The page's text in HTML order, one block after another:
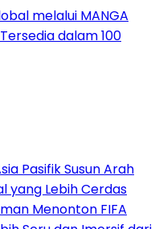
melalui MANGA
dalam 100
Pasifik Susun Arah
yang Lebih Cerdas
Menonton FIFA